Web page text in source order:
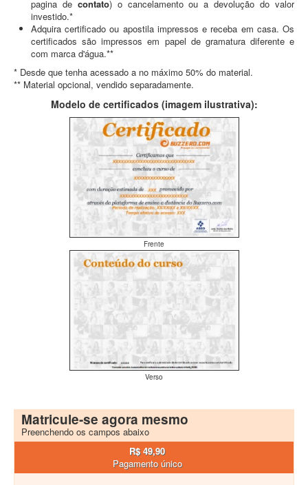
pagina de contato) o cancelamento ou a devolução do valor
investido.*
Adquira certificado ou apostila impressos e receba em casa. Os
certificados são impressos em papel de gramatura diferente e
com marca d'água.**
* Desde que tenha acessado a no máximo 50% do material.
** Material opcional, vendido separadamente.
Modelo de certificados (imagem ilustrativa):
Frente
Verso
Matricule-se agora mesmo
Preenchendo os campos abaixo
R$ 49,90
Pagamento único